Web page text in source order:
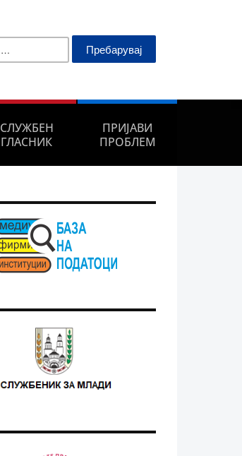
Пребарувај
СЛУЖБЕН
ГЛАСНИК
ПРИЈАВИ
ПРОБЛЕМ